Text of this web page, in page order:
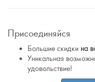
Присоединяйся
Большие скидки на
Уникальная
удовольствие!